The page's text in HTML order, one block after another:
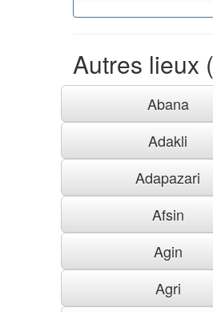
Autres lieux
Abana
Adakli
Adapazari
Afsin
Agin
Agri